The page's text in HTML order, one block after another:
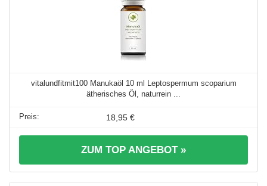
vitalundfitmit100 Manukaöl 10 ml Leptospermum scoparium
ätherisches Öl, naturrein ...
18,95 €
ZUM TOP ANGEBOT »